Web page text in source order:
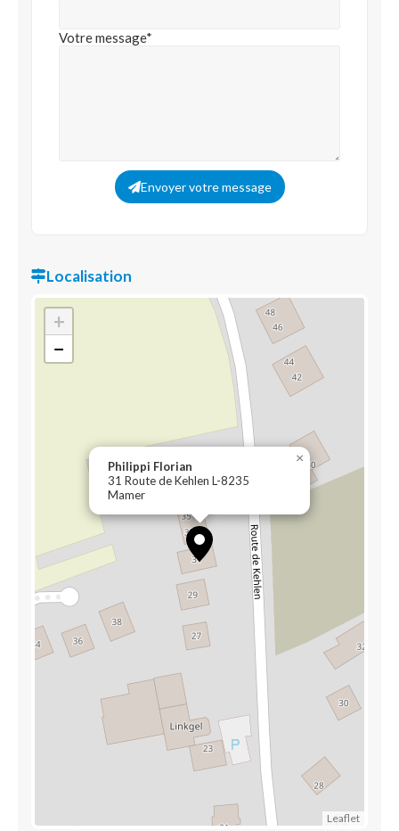
Votre message*
Envoyer votre message
Localisation
Philippi Florian
31 Route de Kehlen L-8235
Mamer
×
+
−
Leaflet